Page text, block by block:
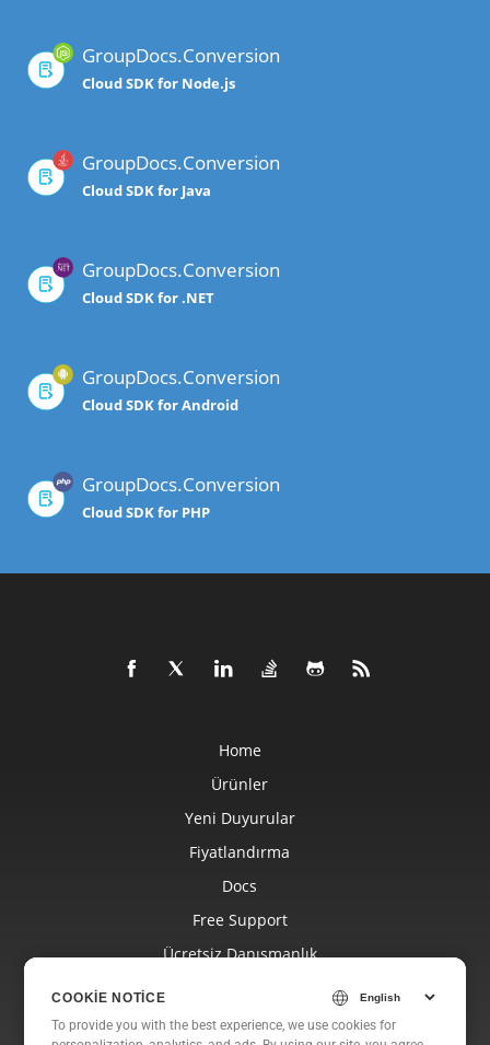
GroupDocs.Conversion
Cloud SDK for Node.js
GroupDocs.Conversion
Cloud SDK for Java
GroupDocs.Conversion
Cloud SDK for .NET
GroupDocs.Conversion
Cloud SDK for Android
GroupDocs.Conversion
Cloud SDK for PHP
COOKIE NOTICE
To provide you with the best experience, we use cookies for
Home
Ürünler
Yeni Duyurular
Fiyatlandırma
Docs
Free Support
Ücretsiz Danışmanlık
Web Siteleri
COOKIE NOTICE
To provide you with the best experience, we use cookies for